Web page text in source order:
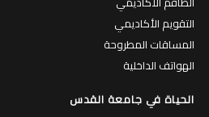
التقويم الأكاديمي
المساقات المطروحة
الهواتف الداخلية
الحياة في جامعة القدس